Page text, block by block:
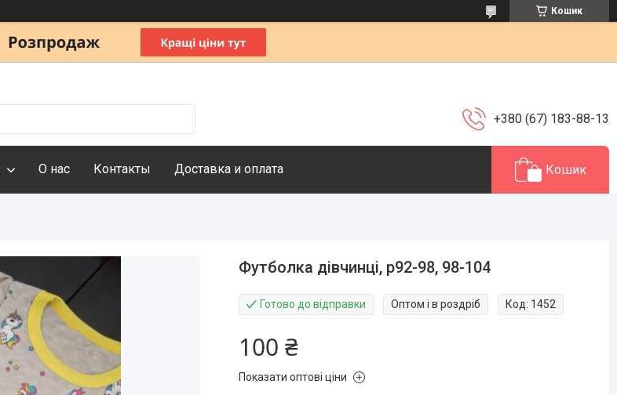
Кошик
+380 (67) 183-88-13
О нас Контакты Доставка и оплата Кошик
Футболка дівчинці, р92-98, 98-104
Готово до відправки Оптом і в роздріб Код: 1452
100 ₴
Показати оптові ціни